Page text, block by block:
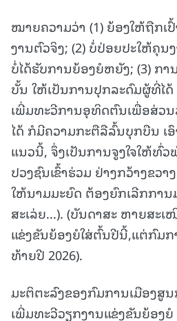
ໝາຍຄວາມວ່າ (1) ຍ້ອງໃຫ້ຖືກ
ງານຕົວຈິງ; (2) ບໍ່ປ່ອຍປະໃຫ້ຄຸນ
ບໍ່ໄດ້ຮັບການຍ້ອງຍໍຫຍັງ; (3) ກ
ບັ້ນ ໃຫ້ເປັນການປຸກລະດົມຜູ້ທີ່ໄ
ເພີ່ມທະວີການອຸທິດຕົນເພື່ອສ່ວ
ໄດ້ ກໍມີຄວາມກະຕືລືລົ້ນບຸກບືນ ເອົ
ແນວນີ້, ຈຶ່ງເປັນການຈູງໃຈໃຫ້ທົ່
ປວງຊົນເຂົ້າຮ່ວມ ຢ່າງກວ້າງຂວ
ໃຫ້ນາມມະຍົດ ຕ້ອງຍົກເລີກກາ
ສະເລ່ຍ...). (ບັນດາສະ ຫາຍສະ
ແຂ່ງຂັນຍ້ອງຍໍໃສ່ຕົ້ນປີນີ້,ແຕ່ກົມກ
ທ້າຍປີ 2026).
ມະຕິຕະລົງຂອງກົມການເມືອງສູ
ເພີ່ມທະວີວຽກງານແຂ່ງຂັນຍ້ອງ